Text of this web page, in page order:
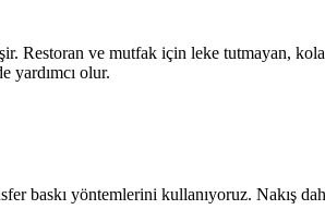
Restoran ve mutfak için leke tutmayan,
yardımcı olur.
baskı yöntemlerini kullanıyoruz. Nakış